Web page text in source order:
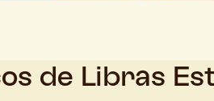
de Libras